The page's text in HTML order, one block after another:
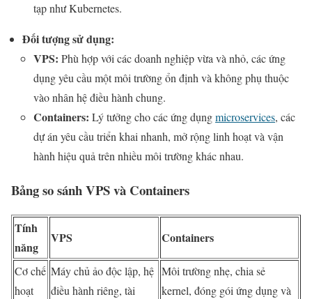
tạp như Kubernetes.
Đối tượng sử dụng:
VPS: Phù hợp với các doanh nghiệp vừa và nhỏ, các ứng
dụng yêu cầu một môi trường ổn định và không phụ thuộc
vào nhân hệ điều hành chung.
Containers: Lý tưởng cho các ứng dụngmicroservices, các
dự án yêu cầu triển khai nhanh, mở rộng linh hoạt và vận
hành hiệu quả trên nhiều môi trường khác nhau.
Bảng so sánh VPS và Containers
Tính
năng
VPS Containers
Cơ chế
hoạt
Máy chủ ảo độc lập, hệ
điều hành riêng, tài
Môi trường nhẹ, chia sẻ
kernel, đóng gói ứng dụng và